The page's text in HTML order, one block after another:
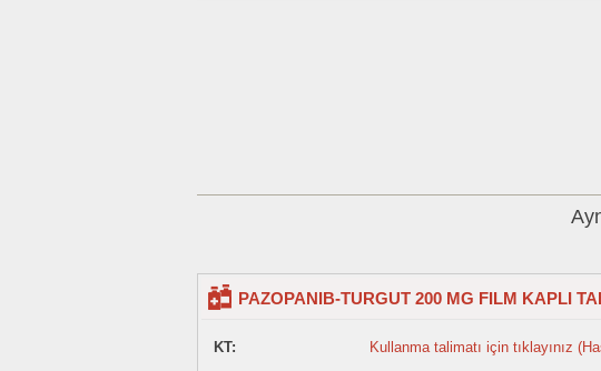
PAZOPANIB-TURGUT 200 MG FILM KAPLI
KT:
Kullanma talimatı için tıklayınız